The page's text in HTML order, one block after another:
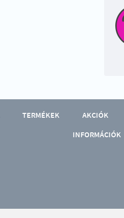
TERMÉKEK
AKCIÓK
INFORMÁCIÓK